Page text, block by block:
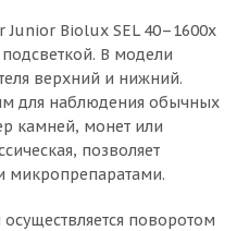
Junior Biolux SEL 40–1600x
В модели
верхний и нижний.
для наблюдения обычных
камней, монет или
позволяет
микропрепаратами.
осуществляется поворотом